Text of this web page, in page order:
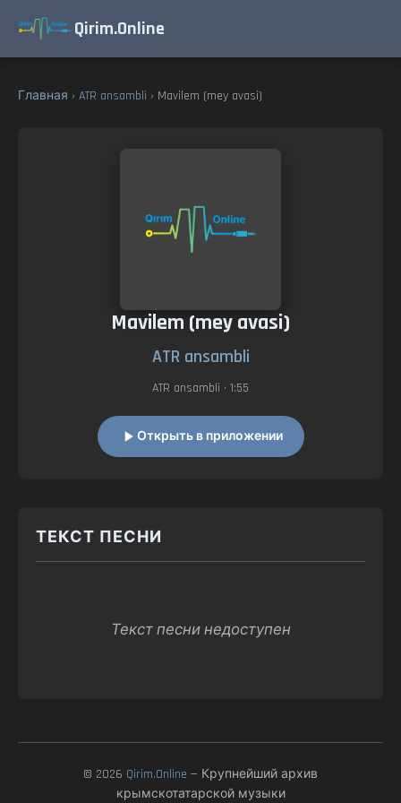
Qirim.Online
Главная › ATR ansambli › Mavilem (mey avasi)
Mavilem (mey avasi)
ATR ansambli
ATR ansambli • 1:55
Открыть в приложении
ТЕКСТ ПЕСНИ
Текст песни недоступен
© 2026 Qirim.Online — Крупнейший архив
крымскотатарской музыки